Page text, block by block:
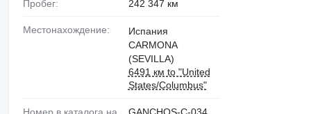
Пробег: 242 347 км
Местонахождение:
Испания
CARMONA
(SEVILLA)
6491 км to "United
States/Columbus"